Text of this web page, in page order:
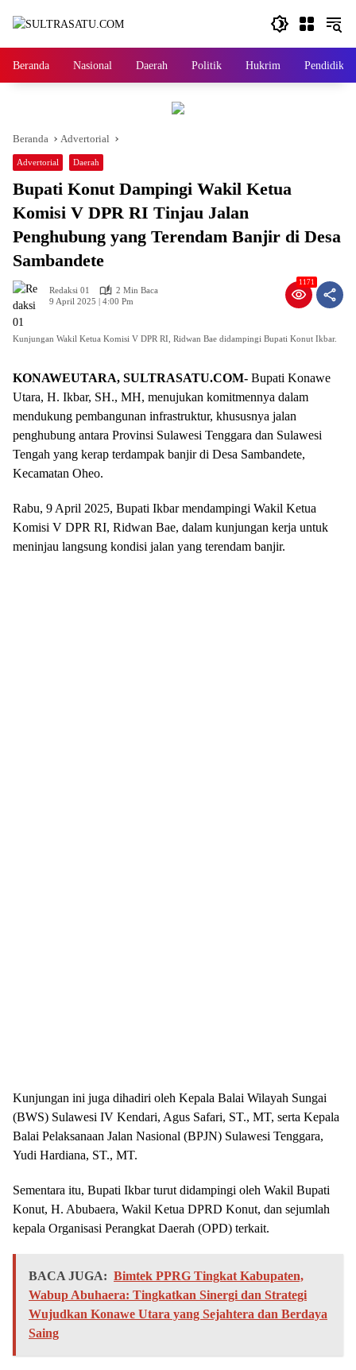
Beranda Nasional Daerah Politik Hukrim Pendidikan
Beranda Advertorial
Advertorial Daerah
Bupati Konut Dampingi Wakil Ketua
Komisi V DPR RI Tinjau Jalan
Penghubung yang Terendam Banjir di Desa
Sambandete
Redaksi 01
2 Min Baca
9 April 2025 | 4:00 Pm
1171
Kunjungan Wakil Ketua Komisi V DPR RI, Ridwan Bae didampingi Bupati Konut Ikbar.
KONAWEUTARA, SULTRASATU.COM- Bupati Konawe
Utara, H. Ikbar, SH., MH, menujukan komitmennya dalam
mendukung pembangunan infrastruktur, khususnya jalan
penghubung antara Provinsi Sulawesi Tenggara dan Sulawesi
Tengah yang kerap terdampak banjir di Desa Sambandete,
Kecamatan Oheo.
Rabu, 9 April 2025, Bupati Ikbar mendampingi Wakil Ketua
Komisi V DPR RI, Ridwan Bae, dalam kunjungan kerja untuk
meninjau langsung kondisi jalan yang terendam banjir.
Kunjungan ini juga dihadiri oleh Kepala Balai Wilayah Sungai
(BWS) Sulawesi IV Kendari, Agus Safari, ST., MT, serta Kepala
Balai Pelaksanaan Jalan Nasional (BPJN) Sulawesi Tenggara,
Yudi Hardiana, ST., MT.
Sementara itu, Bupati Ikbar turut didampingi oleh Wakil Bupati
Konut, H. Abubaera, Wakil Ketua DPRD Konut, dan sejumlah
kepala Organisasi Perangkat Daerah (OPD) terkait.
BACA JUGA: Bimtek PPRG Tingkat Kabupaten,
Wabup Abuhaera: Tingkatkan Sinergi dan Strategi
Wujudkan Konawe Utara yang Sejahtera dan Berdaya
Saing